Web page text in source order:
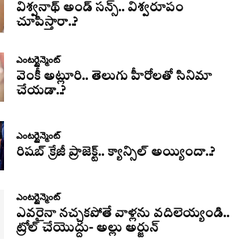
విశ్వనాథ్ అండ్ సన్స్.. విశ్వరూపం
చూపిస్తారా..?
ఎంటర్టైన్మెంట్
వెంకీ అట్లూరి.. తెలుగు హీరోలతో సినిమా
చేయడా..?
ఎంటర్టైన్మెంట్
రిషబ్ క్రేజీ ప్రాజెక్ట్.. క్యాన్సిల్ అయ్యిందా..?
ఎంటర్టైన్మెంట్
ఎవరైనా నచ్చకపోతే వాళ్లను వదిలెయ్యండి..
ట్రోల్ చేయొద్దు- అల్లు అర్జున్